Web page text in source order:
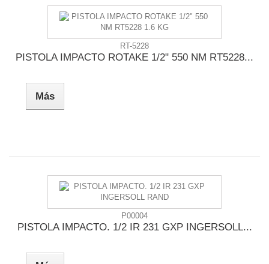
RT-5228
PISTOLA IMPACTO ROTAKE 1/2" 550 NM RT5228...
Más
P00004
PISTOLA IMPACTO. 1/2 IR 231 GXP INGERSOLL...